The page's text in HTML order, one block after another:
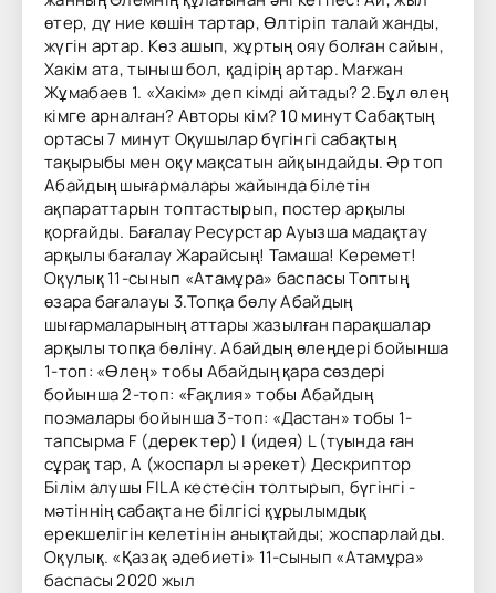
өтер, дү ние көшін тартар, Өлтіріп талай жанды,
жүгін артар. Көз ашып, жұртың ояу болған сайын,
Хакім ата, тыныш бол, қадірің артар. Мағжан
Жұмабаев 1. «Хакім» деп кімді айтады? 2.Бұл өлең
кімге арналған? Авторы кім? 10 минут Сабақтың
ортасы 7 минут Оқушылар бүгінгі сабақтың
тақырыбы мен оқу мақсатын айқындайды. Әр топ
Абайдың шығармалары жайында білетін
ақпараттарын топтастырып, постер арқылы
қорғайды. Бағалау Ресурстар Ауызша мадақтау
арқылы бағалау Жарайсың! Тамаша! Керемет!
Оқулық 11-сынып «Атамұра» баспасы Топтың
өзара бағалауы 3.Топқа бөлу Абайдың
шығармаларының аттары жазылған парақшалар
арқылы топқа бөліну. Абайдың өлеңдері бойынша
1-топ: «Өлең» тобы Абайдың қара сөздері
бойынша 2-топ: «Ғақлия» тобы Абайдың
поэмалары бойынша 3-топ: «Дастан» тобы 1-
тапсырма F (дерек тер) I (идея) L (туында ған
сұрақ тар, A (жоспарл ы әрекет) Дескриптор
Білім алушы FILA кестесін толтырып, бүгінгі -
мәтіннің сабақта не білгісі құрылымдық
ерекшелігін келетінін анықтайды; жоспарлайды.
Оқулық. «Қазақ әдебиеті» 11-сынып «Атамұра»
баспасы 2020 жыл